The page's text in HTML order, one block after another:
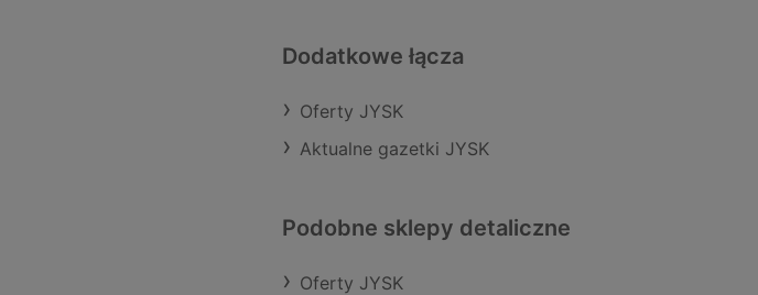
Dodatkowe łącza
Oferty JYSK
Aktualne gazetki JYSK
Podobne sklepy detaliczne
Oferty JYSK